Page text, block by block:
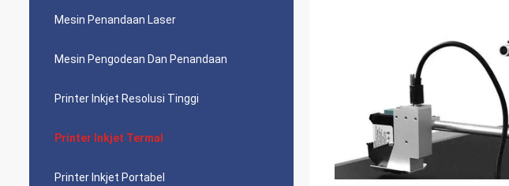
Mesin Penandaan Laser
Mesin Pengodean Dan Penandaan
Printer Inkjet Resolusi Tinggi
Printer Inkjet Termal
Printer Inkjet Portabel